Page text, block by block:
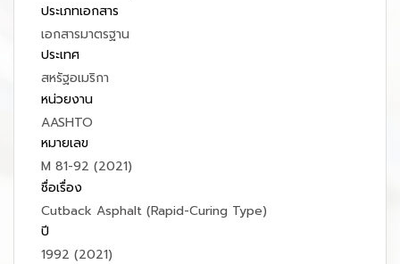
ประเภทเอกสาร
เอกสารมาตรฐาน
ประเทศ
สหรัฐอเมริกา
หน่วยงาน
AASHTO
หมายเลข
M 81-92 (2021)
ชื่อเรื่อง
Cutback Asphalt (Rapid-Curing Type)
ปี
1992 (2021)